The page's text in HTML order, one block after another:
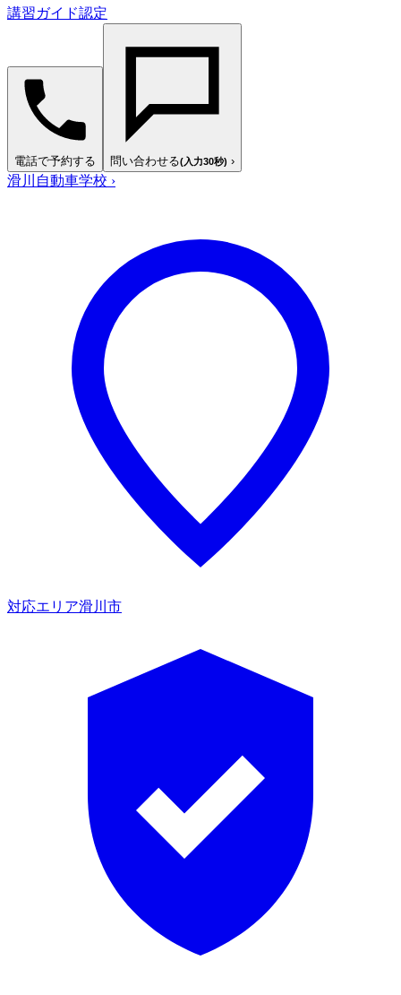
講習ガイド認定
電話で予約する 問い合わせる(入力30秒) ›
滑川自動車学校 ›
対応エリア滑川市